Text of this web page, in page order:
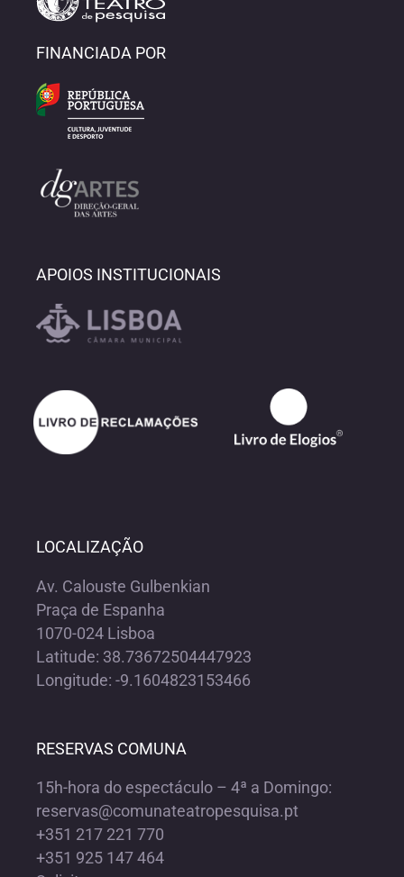
FINANCIADA POR
APOIOS INSTITUCIONAIS
LOCALIZAÇÃO
Av. Calouste Gulbenkian
Praça de Espanha
1070-024 Lisboa
Latitude: 38.73672504447923
Longitude: -9.1604823153466
RESERVAS COMUNA
15h-hora do espectáculo – 4ª a Domingo:
reservas@comunateatropesquisa.pt
+351 217 221 770
+351 925 147 464